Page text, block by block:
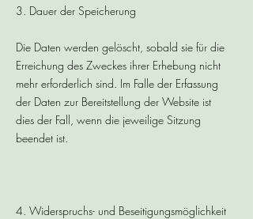
3. Dauer der Speicherung
Die Daten werden gelöscht, sobald sie für die
Erreichung des Zweckes ihrer Erhebung nicht
mehr erforderlich sind. Im Falle der Erfassung
der Daten zur Bereitstellung der Website ist
dies der Fall, wenn die jeweilige Sitzung
beendet ist.
4. Widerspruchs- und Beseitigungsmöglichkeit